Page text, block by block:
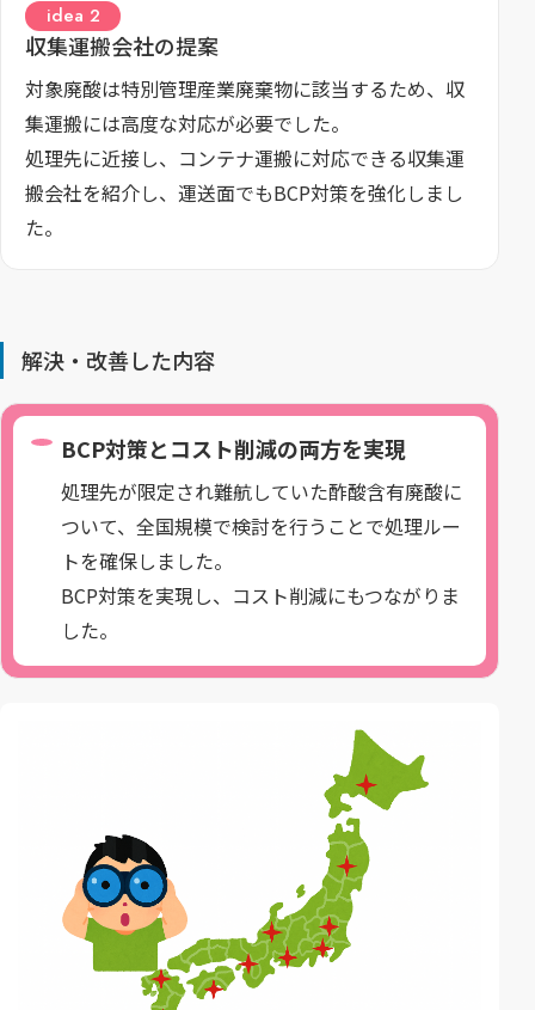
収集運搬会社の提案
対象廃酸は特別管理産業廃棄物に該当するため、収
集運搬には高度な対応が必要でした。
処理先に近接し、コンテナ運搬に対応できる収集運
搬会社を紹介し、運送面でもBCP対策を強化しまし
た。
解決・改善した内容
BCP対策とコスト削減の両方を実現
処理先が限定され難航していた酢酸含有廃酸に
ついて、全国規模で検討を行うことで処理ルー
トを確保しました。
BCP対策を実現し、コスト削減にもつながりま
した。